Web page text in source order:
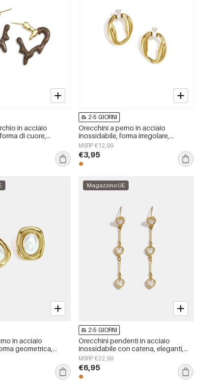
in acciaio
di cuore,
Daily Simple,
2-5 GIORNI
Orecchini a perno in acciaio
inossidabile, forma irregolare,
semplici, serie &quot;Semplici per
tutti i giorni&quot;, gioielli da donna
MSRP €12,99
€3,95
in acciaio
geometrica,
da donna.
Magazzino UE
2-5 GIORNI
Orecchini pendenti in acciaio
inossidabile con catena, eleganti,
perfetti per feste e occasioni
speciali, serie di lusso, gioielli da
donna.
MSRP €22,99
€6,95